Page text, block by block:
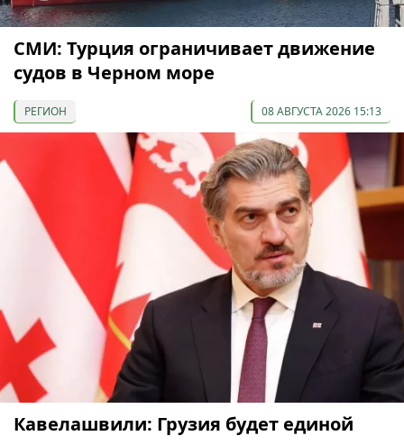
СМИ: Турция ограничивает движение
судов в Черном море
РЕГИОН 08 АВГУСТА 2026 15:13
Кавелашвили: Грузия будет единой